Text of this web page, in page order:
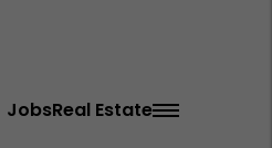
JobsReal Estate